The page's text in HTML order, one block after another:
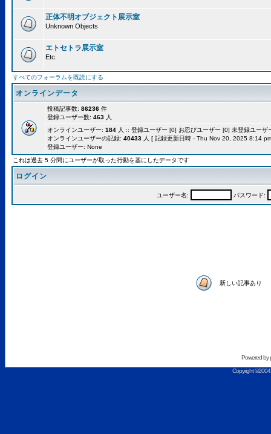
正体不明オブジェクト展示室
Unknown Objects
エトセトラ展示室
Etc.
すべてのフォーラムを既読にする
オンラインデータ
投稿記事数: 86236 件
登録ユーザー数: 463 人
オンラインユーザー: 184 人 :: 登録ユーザー [0] お忍びユーザー [0] 未登録ユー
オンラインユーザーの記録: 40433 人 [ 記録更新日時 - Thu Nov 20, 2025 8:14
登録ユーザー: None
これは過去 5 分間にユーザーが取った行動を基にしたデータです
ログイン
ユーザー名: パスワード:
新しい記事あり
Powered by
Copyright ©2004